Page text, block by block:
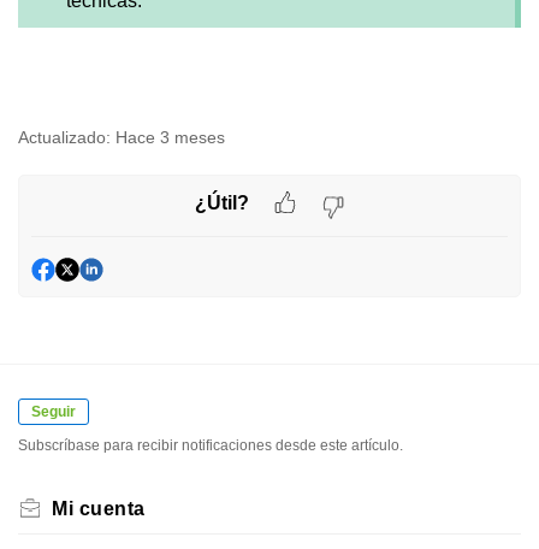
Actualizado: Hace 3 meses
¿Útil?
Seguir
Subscríbase para recibir notificaciones desde este artículo.
Mi cuenta